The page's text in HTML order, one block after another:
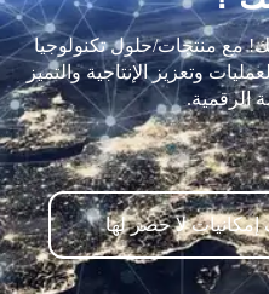
مع منتجات/حلول تكنولوجيا
وتعزيز الإنتاجية والتميز
الرقمية.
لا حصر لها